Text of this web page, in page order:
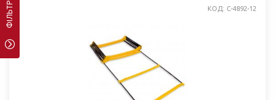
ФІЛЬТР КОД: C-4892-12